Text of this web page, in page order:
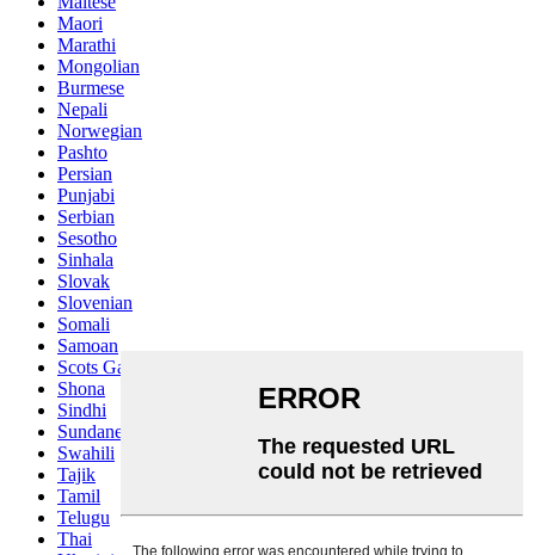
Maori
Marathi
Mongolian
Burmese
Nepali
Norwegian
Pashto
Persian
Punjabi
Serbian
Sesotho
Sinhala
Slovak
Slovenian
Somali
Samoan
Scots Gaelic
Shona
Sindhi
Sundanese
Swahili
Tajik
Tamil
Telugu
Thai